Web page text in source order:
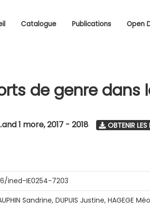
Catalogue Publications Open
de genre dans
1 more,2017 - 2018 OBTENIR LES
ined-IE0254-7203
Sandrine, DUPUIS Justine, HAGEGE